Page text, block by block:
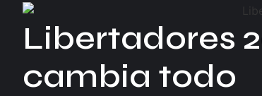
Libertadores
cambia todo